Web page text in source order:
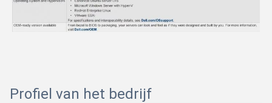
Profiel van het bedrijf